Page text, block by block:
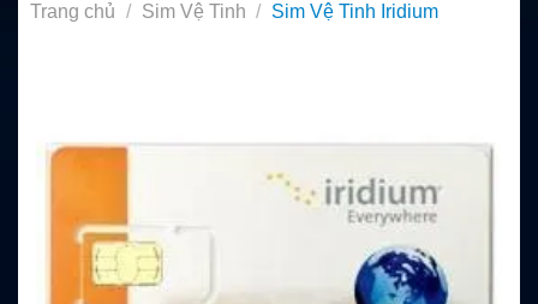
Trang chủ / Sim Vệ Tinh / Sim Vệ Tinh Iridium